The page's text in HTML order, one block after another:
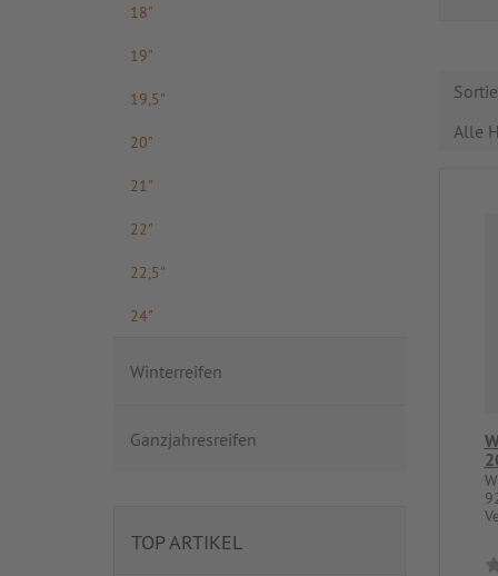
Alle
18"
19"
19,5"
20"
21"
22"
22,5"
24"
Winterreifen
Ganzjahresreifen
TOP ARTIKEL